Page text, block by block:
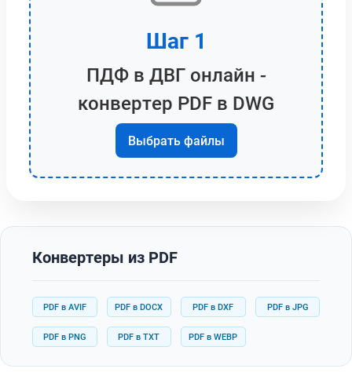
Шаг 1
ПДФ в ДВГ онлайн -
конвертер PDF в DWG
Выбрать файлы
Конвертеры из PDF
PDF в AVIF PDF в DOCX PDF в DXF PDF в JPG
PDF в PNG PDF в TXT PDF в WEBP